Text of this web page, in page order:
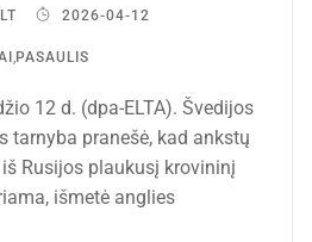
2026-04-12
PASAULIS
12 d. (dpa-ELTA). Švedijos
tarnyba pranešė, kad ankstų
Rusijos plaukusį krovininį
išmetė anglies